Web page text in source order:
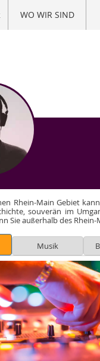
WO WIR SIND
Rhein-Main Gebiet
souverän im
Sie außerhalb des
Musik